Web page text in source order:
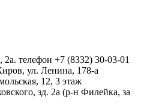
телефон +7 (8332) 30-03-01
ул. Ленина, 178-а
12, 3 этаж
зд. 2а (р-н Филейка, за